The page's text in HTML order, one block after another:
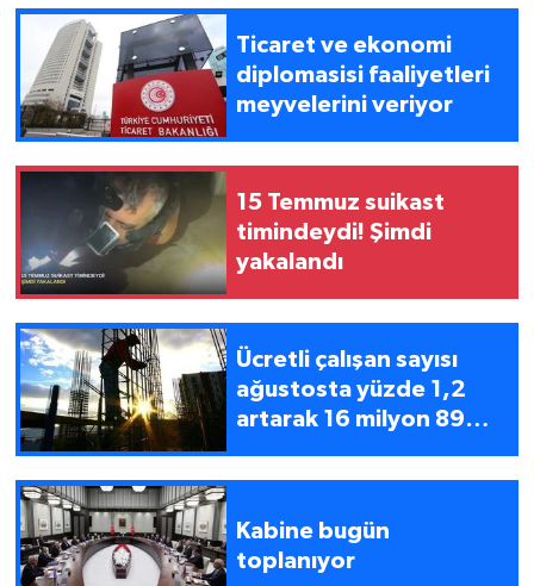
Ticaret ve ekonomi
diplomasisi faaliyetleri
meyvelerini veriyor
15 Temmuz suikast
timindeydi! Şimdi
yakalandı
Ücretli çalışan sayısı
ağustosta yüzde 1,2
artarak 16 milyon 89
Kabine bugün
toplanıyor